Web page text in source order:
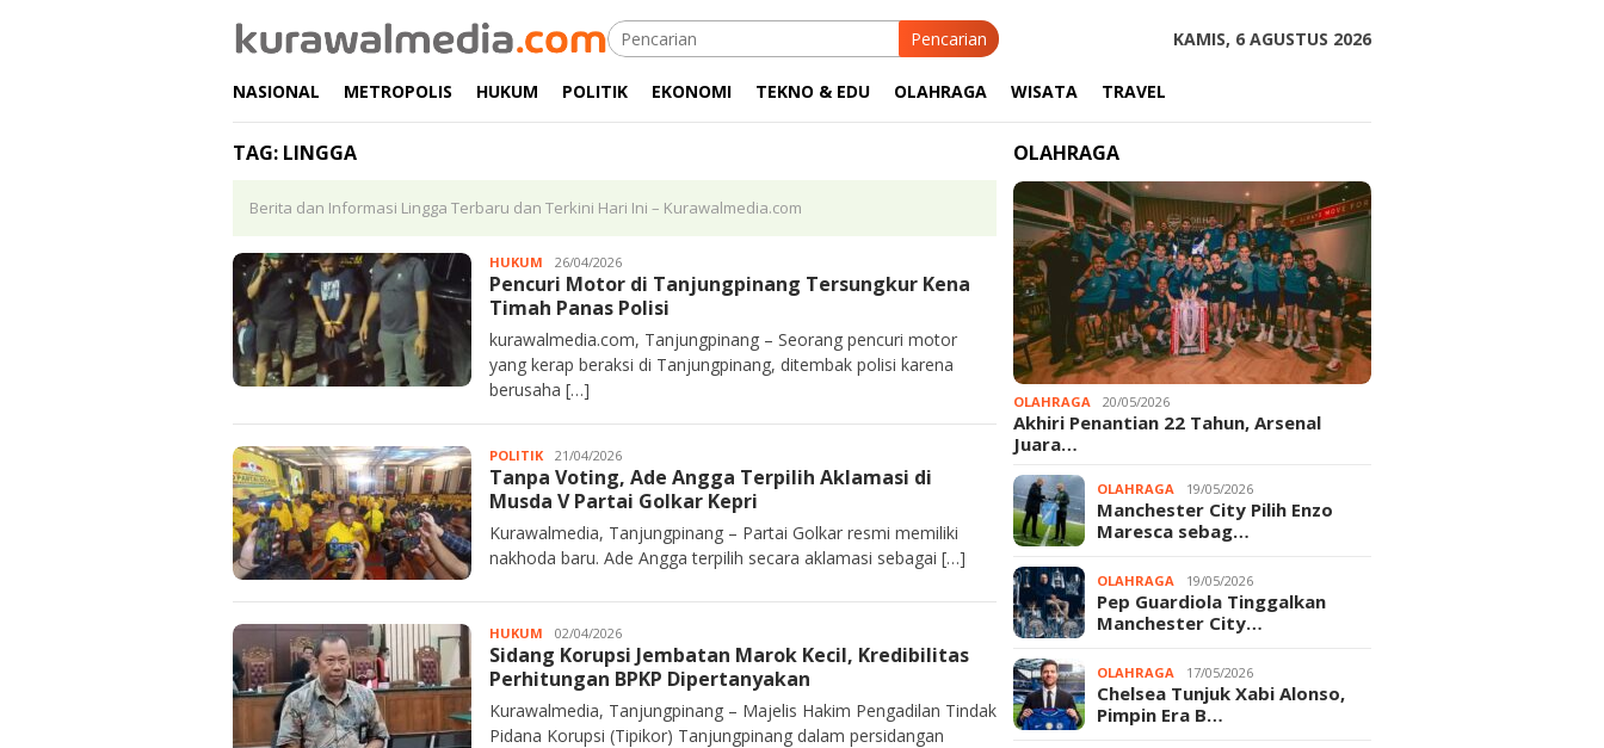
Pencarian KAMIS, 6 AGUSTUS 2026
NASIONAL METROPOLIS HUKUM POLITIK EKONOMI TEKNO & EDU OLAHRAGA WISATA TRAVEL
TAG: LINGGA
Berita dan Informasi Lingga Terbaru dan Terkini Hari Ini – Kurawalmedia.com
HUKUM Kurawalmedia
26/04/2026
Pencuri Motor di Tanjungpinang Tersungkur Kena
Timah Panas Polisi
kurawalmedia.com, Tanjungpinang – Seorang pencuri motor
yang kerap beraksi di Tanjungpinang, ditembak polisi karena
berusaha […]
POLITIK Kurawalmedia
21/04/2026
Tanpa Voting, Ade Angga Terpilih Aklamasi di
Musda V Partai Golkar Kepri
Kurawalmedia, Tanjungpinang – Partai Golkar resmi memiliki
nakhoda baru. Ade Angga terpilih secara aklamasi sebagai […]
HUKUM Kurawalmedia
02/04/2026
Sidang Korupsi Jembatan Marok Kecil, Kredibilitas
Perhitungan BPKP Dipertanyakan
Kurawalmedia, Tanjungpinang – Majelis Hakim Pengadilan Tindak
Pidana Korupsi (Tipikor) Tanjungpinang dalam persidangan
OLAHRAGA
OLAHRAGA 20/05/2026
Akhiri Penantian 22 Tahun, Arsenal
Juara…
OLAHRAGA 19/05/2026
Manchester City Pilih Enzo
Maresca sebag…
OLAHRAGA 19/05/2026
Pep Guardiola Tinggalkan
Manchester City…
OLAHRAGA 17/05/2026
Chelsea Tunjuk Xabi Alonso,
Pimpin Era B…